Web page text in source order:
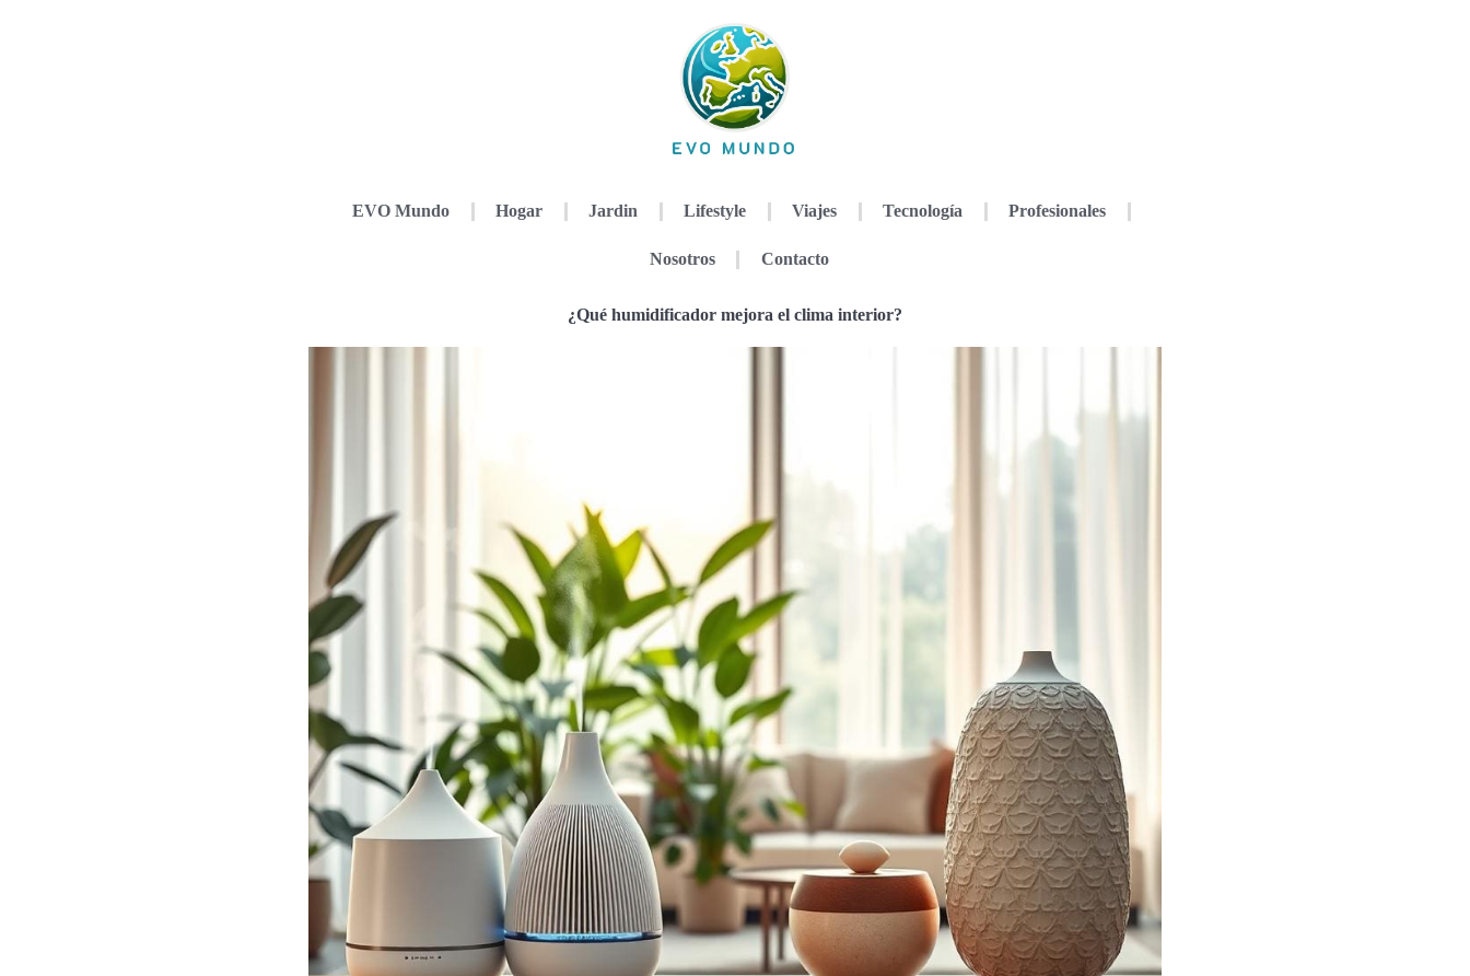
EVO Mundo Hogar Jardin Lifestyle Viajes Tecnología Profesionales
Nosotros Contacto
¿Qué humidificador mejora el clima interior?